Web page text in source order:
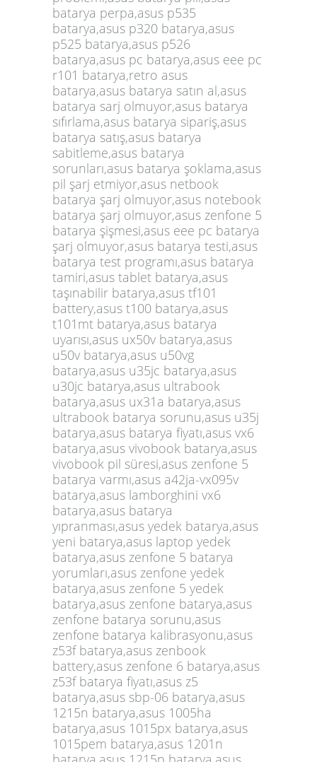
batarya perpa,asus p535
batarya,asus p320 batarya,asus
p525 batarya,asus p526
batarya,asus pc batarya,asus eee pc
r101 batarya,retro asus
batarya,asus batarya satın al,asus
batarya sarj olmuyor,asus batarya
sıfırlama,asus batarya sipariş,asus
batarya satış,asus batarya
sabitleme,asus batarya
sorunları,asus batarya şoklama,asus
pil şarj etmiyor,asus netbook
batarya şarj olmuyor,asus notebook
batarya şarj olmuyor,asus zenfone 5
batarya şişmesi,asus eee pc batarya
şarj olmuyor,asus batarya testi,asus
batarya test programı,asus batarya
tamiri,asus tablet batarya,asus
taşınabilir batarya,asus tf101
battery,asus t100 batarya,asus
t101mt batarya,asus batarya
uyarısı,asus ux50v batarya,asus
u50v batarya,asus u50vg
batarya,asus u35jc batarya,asus
u30jc batarya,asus ultrabook
batarya,asus ux31a batarya,asus
ultrabook batarya sorunu,asus u35j
batarya,asus batarya fiyatı,asus vx6
batarya,asus vivobook batarya,asus
vivobook pil süresi,asus zenfone 5
batarya varmı,asus a42ja-vx095v
batarya,asus lamborghini vx6
batarya,asus batarya
yıpranması,asus yedek batarya,asus
yeni batarya,asus laptop yedek
batarya,asus zenfone 5 batarya
yorumları,asus zenfone yedek
batarya,asus zenfone 5 yedek
batarya,asus zenfone batarya,asus
zenfone batarya sorunu,asus
zenfone batarya kalibrasyonu,asus
z53f batarya,asus zenbook
battery,asus zenfone 6 batarya,asus
z53f batarya fiyatı,asus z5
batarya,asus sbp-06 batarya,asus
1215n batarya,asus 1005ha
batarya,asus 1015px batarya,asus
1015pem batarya,asus 1201n